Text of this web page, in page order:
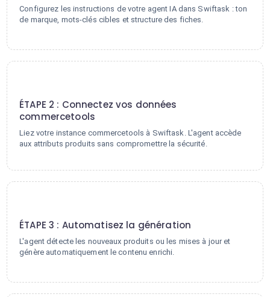
Configurez les instructions de votre agent IA dans Swiftask : ton
de marque, mots-clés cibles et structure des fiches.
ÉTAPE 2 : Connectez vos données
commercetools
Liez votre instance commercetools à Swiftask. L'agent accède
aux attributs produits sans compromettre la sécurité.
ÉTAPE 3 : Automatisez la génération
L'agent détecte les nouveaux produits ou les mises à jour et
génère automatiquement le contenu enrichi.